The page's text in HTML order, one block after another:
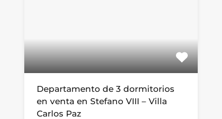
Departamento de 3 dormitorios
en venta en Stefano VIII – Villa
Carlos Paz